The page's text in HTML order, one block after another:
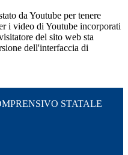
da Youtube per tenere
i video di Youtube incorporati
del sito web sta
dell'interfaccia di
STATALE